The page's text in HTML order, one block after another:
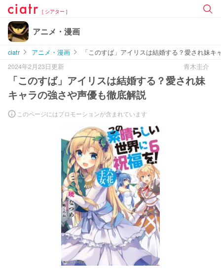
[ シアター ]
アニメ・漫画
ciatr アニメ・漫画
「このすば」アイリスは結婚する？愛され妹
2024年2月23日更新
青木圭介
「このすば」アイリスは結婚する？愛され妹
キャラの強さや声優も徹底解説
このページにはプロモーションが含まれています